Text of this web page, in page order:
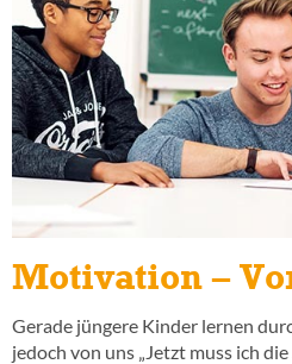
Motivation –
Gerade jüngere Kinder lernen
jedoch von uns „Jetzt muss ich